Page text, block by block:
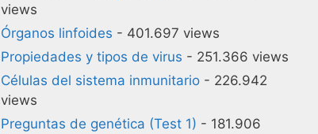
views
Órganos linfoides - 401.697 views
Propiedades y tipos de virus - 251.366 views
Células del sistema inmunitario - 226.942
views
Preguntas de genética (Test 1) - 181.906